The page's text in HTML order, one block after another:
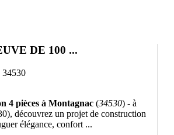
DE 100 ...
4 pièces à Montagnac (34530) - à
découvrez un projet de construction
élégance, confort ...